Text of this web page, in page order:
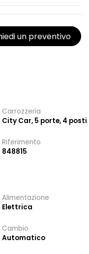
un preventivo
Carrozzeria
City Car, 5 porte, 4 posti
Riferimento
848815
Alimentazione
Elettrica
Cambio
Automatico